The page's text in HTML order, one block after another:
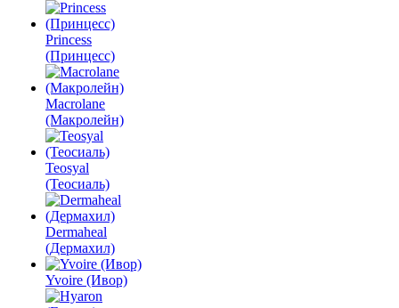
Princess
(Принцесс)
Macrolane
(Макролейн)
Teosyal
(Теосиаль)
Dermaheal
(Дермахил)
Yvoire (Ивор)